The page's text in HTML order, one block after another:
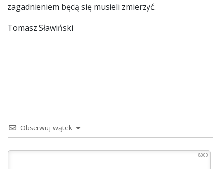
zagadnieniem będą się musieli zmierzyć.
Tomasz Sławiński
Obserwuj wątek
8000